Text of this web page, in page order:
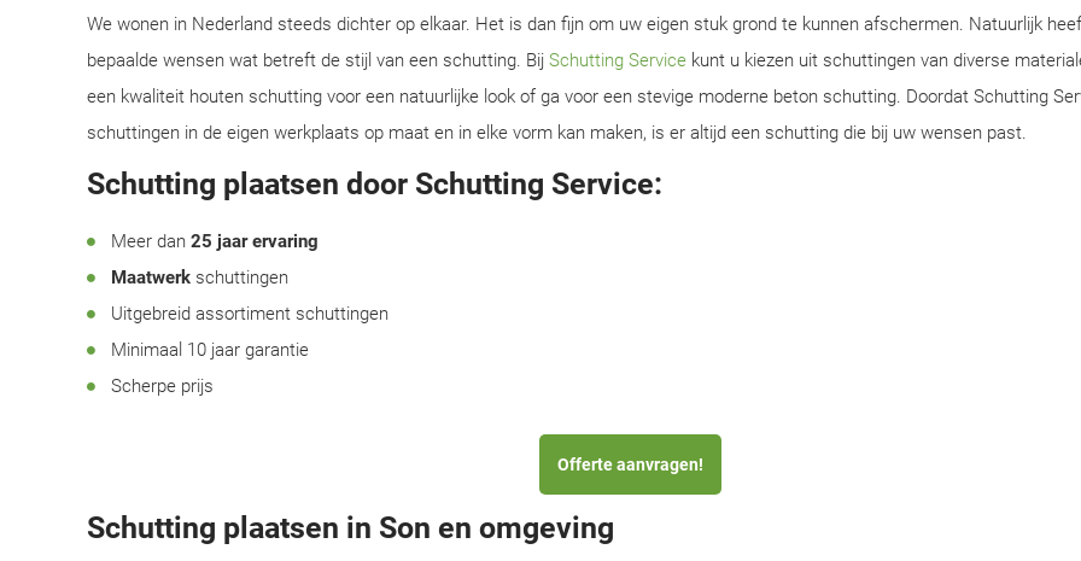
We wonen in Nederland steeds dichter op elkaar. Het is dan fijn om uw eigen stuk grond te kunnen afschermen. Natuurlijk
bepaalde wensen wat betreft de stijl van een schutting. Bij Schutting Service kunt u kiezen uit schuttingen van diverse
een kwaliteit houten schutting voor een natuurlijke look of ga voor een stevige moderne beton schutting. Doordat Schutting
schuttingen in de eigen werkplaats op maat en in elke vorm kan maken, is er altijd een schutting die bij uw wensen past.
Schutting plaatsen door Schutting Service:
Meer dan 25 jaar ervaring
Maatwerk schuttingen
Uitgebreid assortiment schuttingen
Minimaal 10 jaar garantie
Scherpe prijs
Offerte aanvragen!
Schutting plaatsen in Son en omgeving